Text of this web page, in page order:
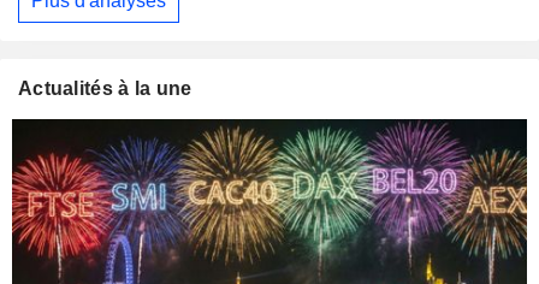
Actualités à la une